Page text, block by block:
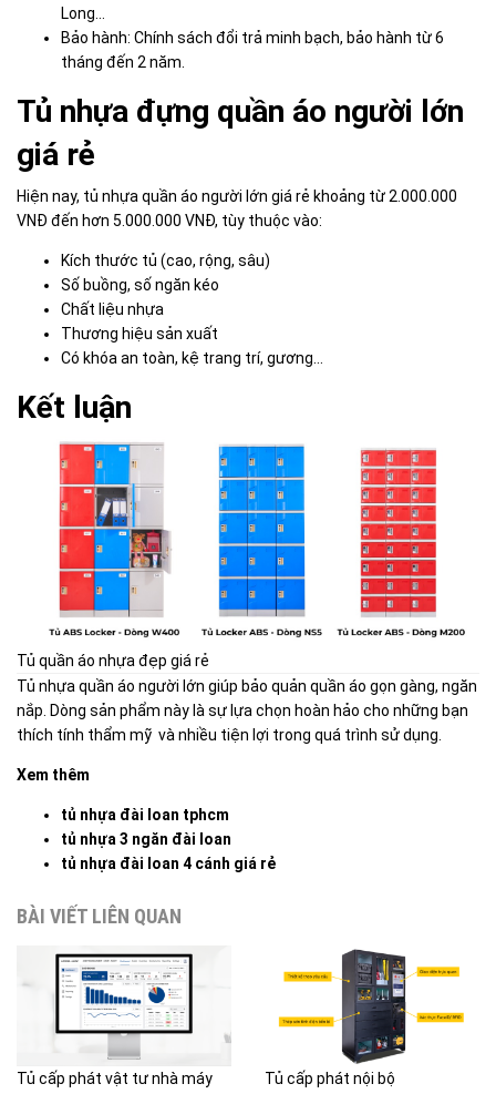
Long…
Bảo hành: Chính sách đổi trả minh bạch, bảo hành từ 6
tháng đến 2 năm.
Tủ nhựa đựng quần áo người lớn
giá rẻ
Hiện nay, tủ nhựa quần áo người lớn giá rẻ khoảng từ 2.000.000
VNĐ đến hơn 5.000.000 VNĐ, tùy thuộc vào:
Kích thước tủ (cao, rộng, sâu)
Số buồng, số ngăn kéo
Chất liệu nhựa
Thương hiệu sản xuất
Có khóa an toàn, kệ trang trí, gương…
Kết luận
Tủ quần áo nhựa đẹp giá rẻ
Tủ nhựa quần áo người lớn giúp bảo quản quần áo gọn gàng, ngăn
nắp. Dòng sản phẩm này là sự lựa chọn hoàn hảo cho những bạn
thích tính thẩm mỹ và nhiều tiện lợi trong quá trình sử dụng.
Xem thêm
tủ nhựa đài loan tphcm
tủ nhựa 3 ngăn đài loan
tủ nhựa đài loan 4 cánh giá rẻ
BÀI VIẾT LIÊN QUAN
Tủ cấp phát vật tư nhà máy Tủ cấp phát nội bộ